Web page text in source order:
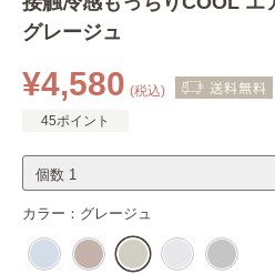
グレージュ
¥4,580 (税込)
45ポイント
カラー： グレージュ